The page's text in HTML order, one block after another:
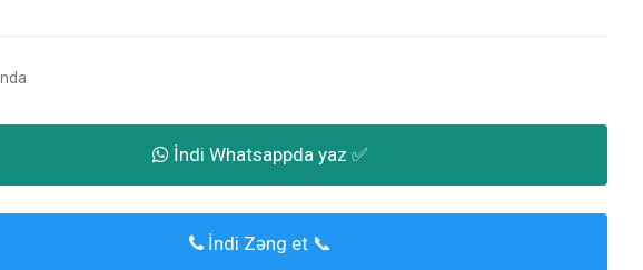
İndi Whatsappda yaz ✅
İndi Zəng et 📞